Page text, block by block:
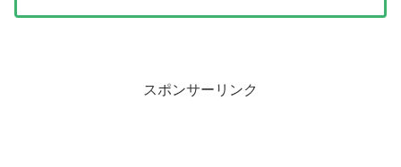
スポンサーリンク